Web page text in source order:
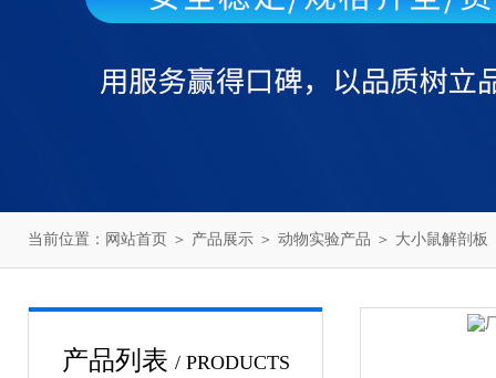
当前位置： 网站首页 ＞ 产品展示 ＞ 动物实验产品 ＞ 大小鼠解剖板
产品列表 / PRODUCTS